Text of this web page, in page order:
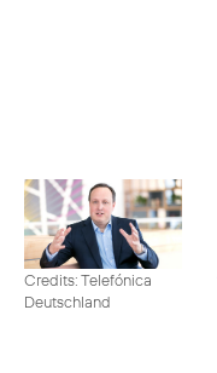
Credits: Telefónica
Deutschland